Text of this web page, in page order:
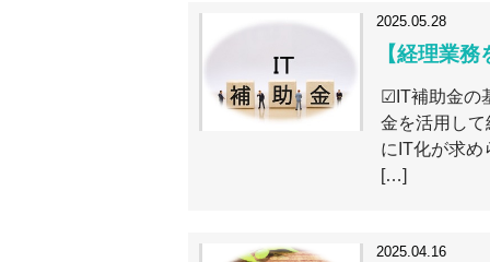
2025.05.28
【経理業
☑IT補助金の
金を活用し
にIT化が求め
[…]
2025.04.16